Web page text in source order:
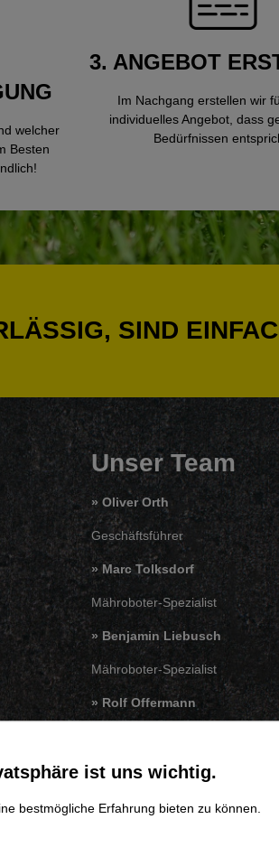
welcher
Besten
3. ANGEBOT
Im Nachgang erstellen wir
individuelles Angebot, dass
Bedürfnissen
SIND
Unser Team
» Oliver Orth
Geschäftsführer
» Marc Tolksdorf
Mähroboter-Spezialist
» Benjamin Liebusch
Mähroboter-Spezialist
» Rolf Offermann
ist uns wichtig.
bestmögliche Erfahrung bieten zu können.